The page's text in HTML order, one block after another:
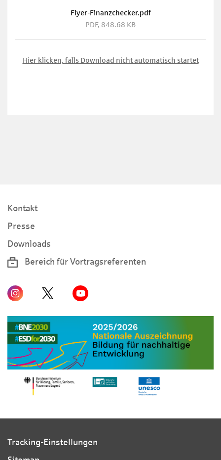
Flyer-Finanzchecker.pdf
PDF, 848.68 KB
Hier klicken, falls Download nicht automatisch startet
Kontakt
Presse
Downloads
Bereich für Vortragsreferenten
Tracking-Einstellungen